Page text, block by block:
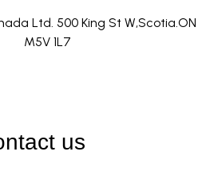
Ltd. 500 King St W,Scotia.ON
M5V 1L7
us